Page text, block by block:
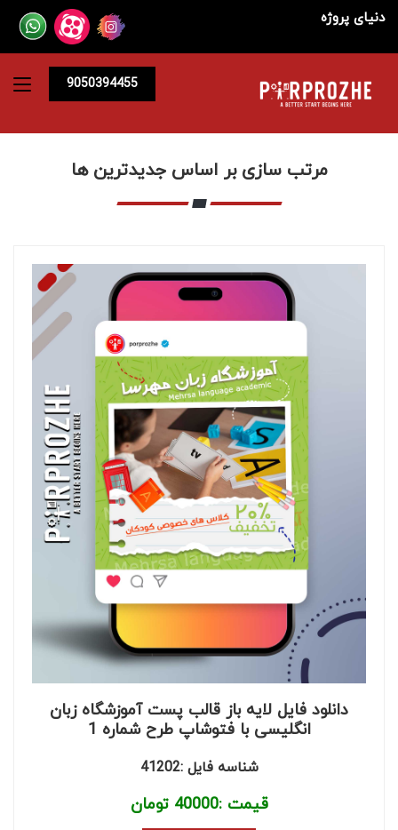
دنیای پروژه
9050394455
مرتب سازی بر اساس جدیدترین ها
دانلود فایل لایه باز قالب پست آموزشگاه زبان
انگلیسی با فتوشاپ طرح شماره 1
شناسه فایل :41202
قیمت :40000 تومان